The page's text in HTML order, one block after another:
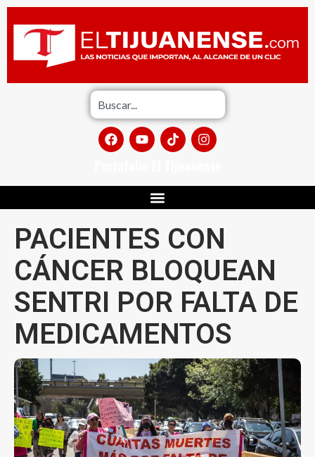
PACIENTES CON
CÁNCER BLOQUEAN
SENTRI POR FALTA DE
MEDICAMENTOS